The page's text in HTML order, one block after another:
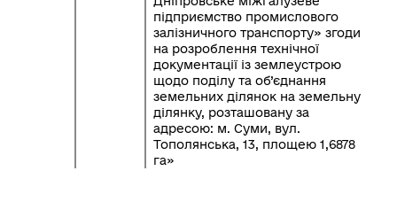
підприємство промислового
залізничного транспорту» згоди
на розроблення технічної
документації із землеустрою
щодо поділу та об’єднання
земельних ділянок на земельну
ділянку, розташовану за
адресою: м. Суми, вул.
Тополянська, 13, площею 1,6878
га»